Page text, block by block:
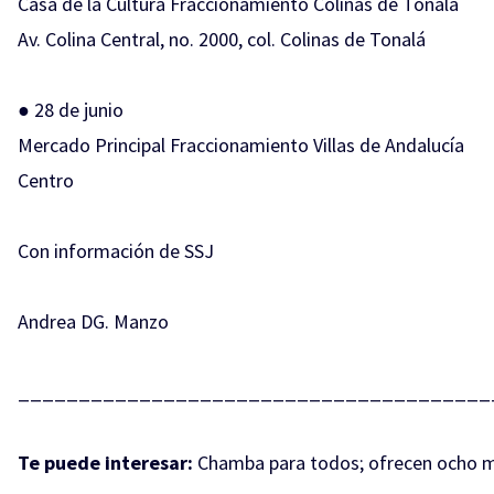
Av. Colina Central, no. 2000, col. Colinas de Tonalá
● 28 de junio
Mercado Principal Fraccionamiento Villas de Andalucía
Centro
Con información de SSJ
Andrea DG. Manzo
Te puede interesar: Chamba para todos; ofrecen ocho